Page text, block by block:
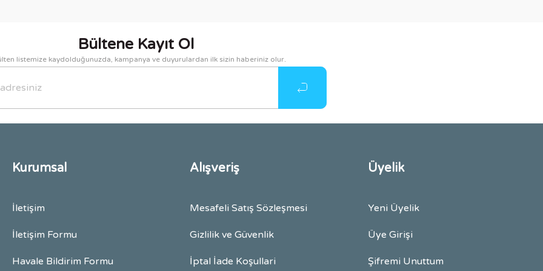
Bültene Kayıt Ol
listemize kaydolduğunuzda, kampanya ve duyurulardan ilk sizin haberiniz olur.
Kurumsal
İletişim
İletişim Formu
Havale Bildirim Formu
Alışveriş
Mesafeli Satış Sözleşmesi
Gizlilik ve Güvenlik
İptal İade Koşullari
Üyelik
Yeni Üyelik
Üye Girişi
Şifremi Unuttum